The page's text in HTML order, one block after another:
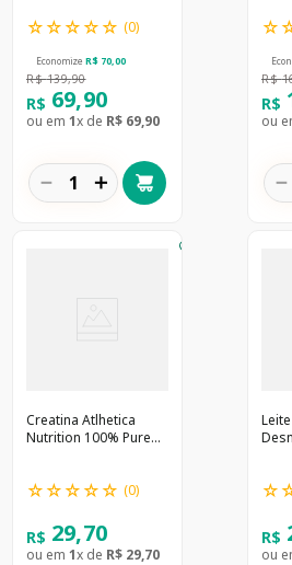
☆☆☆☆☆ (0)
Economize R$ 70,00
R$ 139,90
R$ 69,90
ou em 1x de R$ 69,90
＋
－
☆
R$
R$
ou
－
Creatina Atlhetica
Nutrition 100% Pure
☆☆☆☆☆ (0)
R$ 29,70
ou em 1x de R$ 29,70
☆
R$
ou